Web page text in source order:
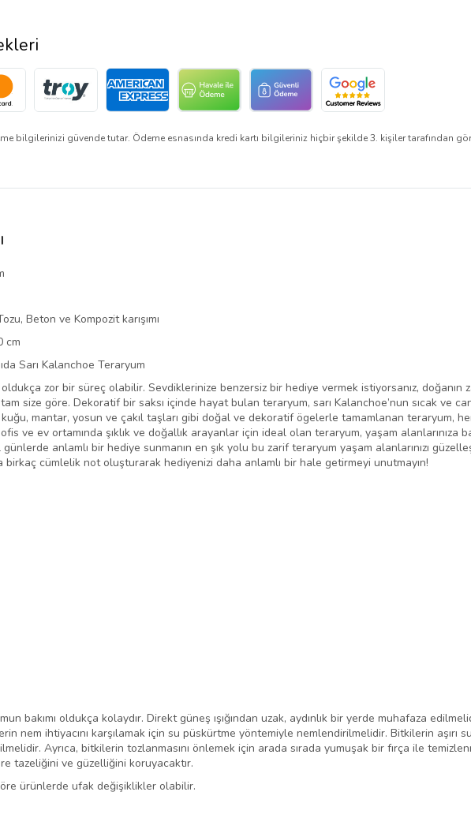
bilgilerinizi güvende tutar. Ödeme esnasında kredi kartı bilgileriniz hiçbir şekilde 3. kişiler tarafından
Beton ve Kompozit karışımı
cm
Sarı Kalanchoe Teraryum
zor bir süreç olabilir. Sevdiklerinize benzersiz bir hediye vermek istiyorsanız, doğanın
size göre. Dekoratif bir saksı içinde hayat bulan teraryum, sarı Kalanchoe’nun sıcak ve
mantar, yosun ve çakıl taşları gibi doğal ve dekoratif ögelerle tamamlanan teraryum,
ve ev ortamında şıklık ve doğallık arayanlar için ideal olan teraryum, yaşam alanlarınıza
anlamlı bir hediye sunmanın en şık yolu bu zarif teraryum yaşam alanlarınızı
birkaç cümlelik not oluşturarak hediyenizi daha anlamlı bir hale getirmeyi unutmayın!
bakımı oldukça kolaydır. Direkt güneş ışığından uzak, aydınlık bir yerde muhafaza
nem ihtiyacını karşılamak için su püskürtme yöntemiyle nemlendirilmelidir. Bitkilerin
Ayrıca, bitkilerin tozlanmasını önlemek için arada sırada yumuşak bir fırça ile
tazeliğini ve güzelliğini koruyacaktır.
ürünlerde ufak değişiklikler olabilir.